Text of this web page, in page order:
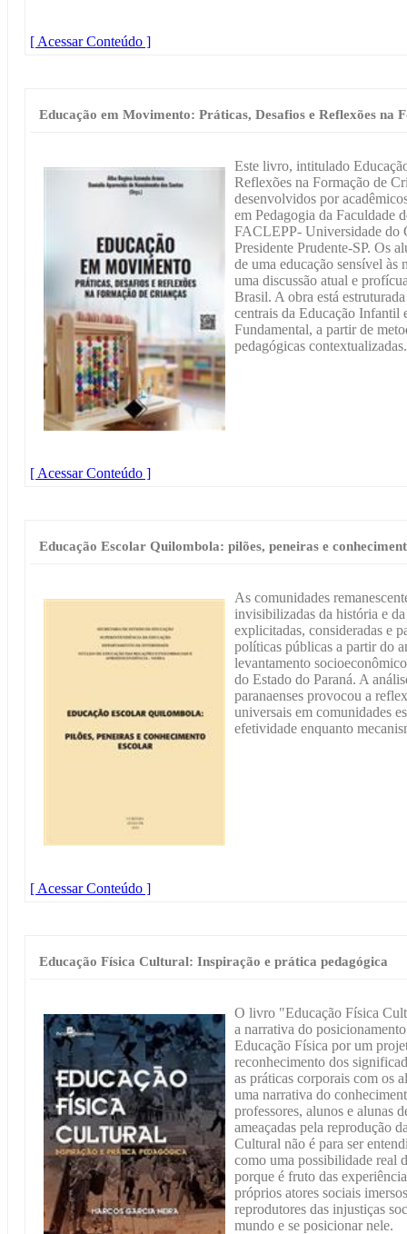
[ Acessar Conteúdo ]
Educação em Movimento: Práticas, Desafios e Reflexões na
Este livro, intitulado
Reflexões na Formação de
desenvolvidos por
em Pedagogia da Faculdade
FACLEPP- Universidade do
Presidente Prudente-SP. Os
de uma educação sensível às
uma discussão atual e
Brasil. A obra está
centrais da Educação Infantil
Fundamental, a partir de
pedagógicas contextualizadas.
[ Acessar Conteúdo ]
Educação Escolar Quilombola: pilões, peneiras e
As comunidades
invisibilizadas da história e da
explicitadas, consideradas e
políticas públicas a partir do
levantamento
do Estado do Paraná. A
paranaenses provocou a
universais em comunidades
efetividade enquanto
[ Acessar Conteúdo ]
Educação Física Cultural: Inspiração e prática pedagógica
O livro "Educação Física
a narrativa do
Educação Física por um
reconhecimento dos
as práticas corporais com os
uma narrativa do
professores, alunos e alunas
ameaçadas pela reprodução
Cultural não é para ser
como uma possibilidade real
porque é fruto das
próprios atores sociais
reprodutores das injustiças
mundo e se posicionar nele.